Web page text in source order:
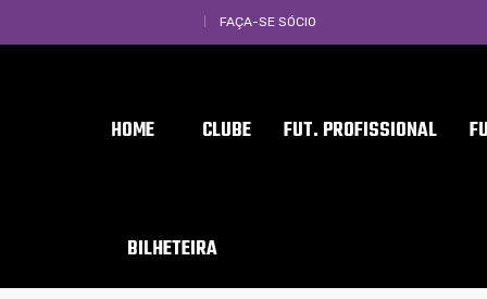
FAÇA-SE SÓCIO
HOME CLUBE FUT. PROFISSIONAL
BILHETEIRA